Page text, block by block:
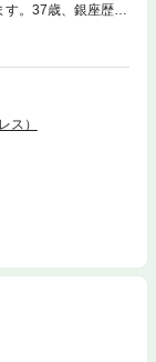
。37歳、銀座歴20
重役クラスのお客
男性スタッフも、
えているのか？ そ
教わってきたこと
マと共にお届けし
ている「接待に使
ス）